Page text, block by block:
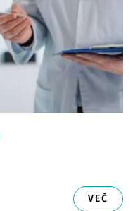
VEČ